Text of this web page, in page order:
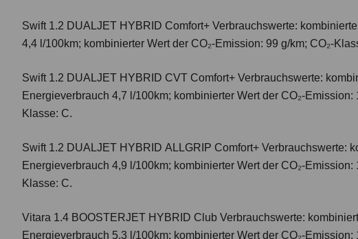
Swift 1.2 DUALJET HYBRID Comfort+ Verbrauchswerte:
4,4 l/100km; kombinierter Wert der CO₂-Emission: 99 g/km; CO₂-
Swift 1.2 DUALJET HYBRID CVT Comfort+ Verbrauchswerte:
Energieverbrauch 4,7 l/100km; kombinierter Wert der CO₂-Emission:
Klasse: C.
Swift 1.2 DUALJET HYBRID ALLGRIP Comfort+ Verbrauchswerte:
Energieverbrauch 4,9 l/100km; kombinierter Wert der CO₂-Emission:
Klasse: C.
Vitara 1.4 BOOSTERJET HYBRID Club Verbrauchswerte:
Energieverbrauch 5,3 l/100km; kombinierter Wert der CO₂-Emission: